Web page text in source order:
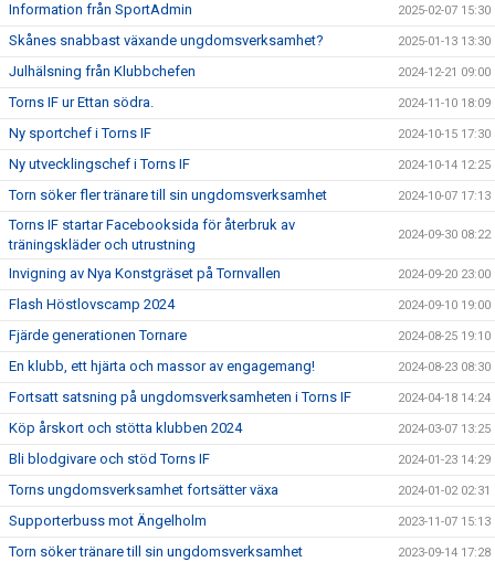
Information från SportAdmin 2025-02-07 15:30
Skånes snabbast växande ungdomsverksamhet? 2025-01-13 13:30
Julhälsning från Klubbchefen 2024-12-21 09:00
Torns IF ur Ettan södra. 2024-11-10 18:09
Ny sportchef i Torns IF 2024-10-15 17:30
Ny utvecklingschef i Torns IF 2024-10-14 12:25
Torn söker fler tränare till sin ungdomsverksamhet 2024-10-07 17:13
Torns IF startar Facebooksida för återbruk av
träningskläder och utrustning
2024-09-30 08:22
Invigning av Nya Konstgräset på Tornvallen 2024-09-20 23:00
Flash Höstlovscamp 2024 2024-09-10 19:00
Fjärde generationen Tornare 2024-08-25 19:10
En klubb, ett hjärta och massor av engagemang! 2024-08-23 08:30
Fortsatt satsning på ungdomsverksamheten i Torns IF 2024-04-18 14:24
Köp årskort och stötta klubben 2024 2024-03-07 13:25
Bli blodgivare och stöd Torns IF 2024-01-23 14:29
Torns ungdomsverksamhet fortsätter växa 2024-01-02 02:31
Supporterbuss mot Ängelholm 2023-11-07 15:13
Torn söker tränare till sin ungdomsverksamhet 2023-09-14 17:28